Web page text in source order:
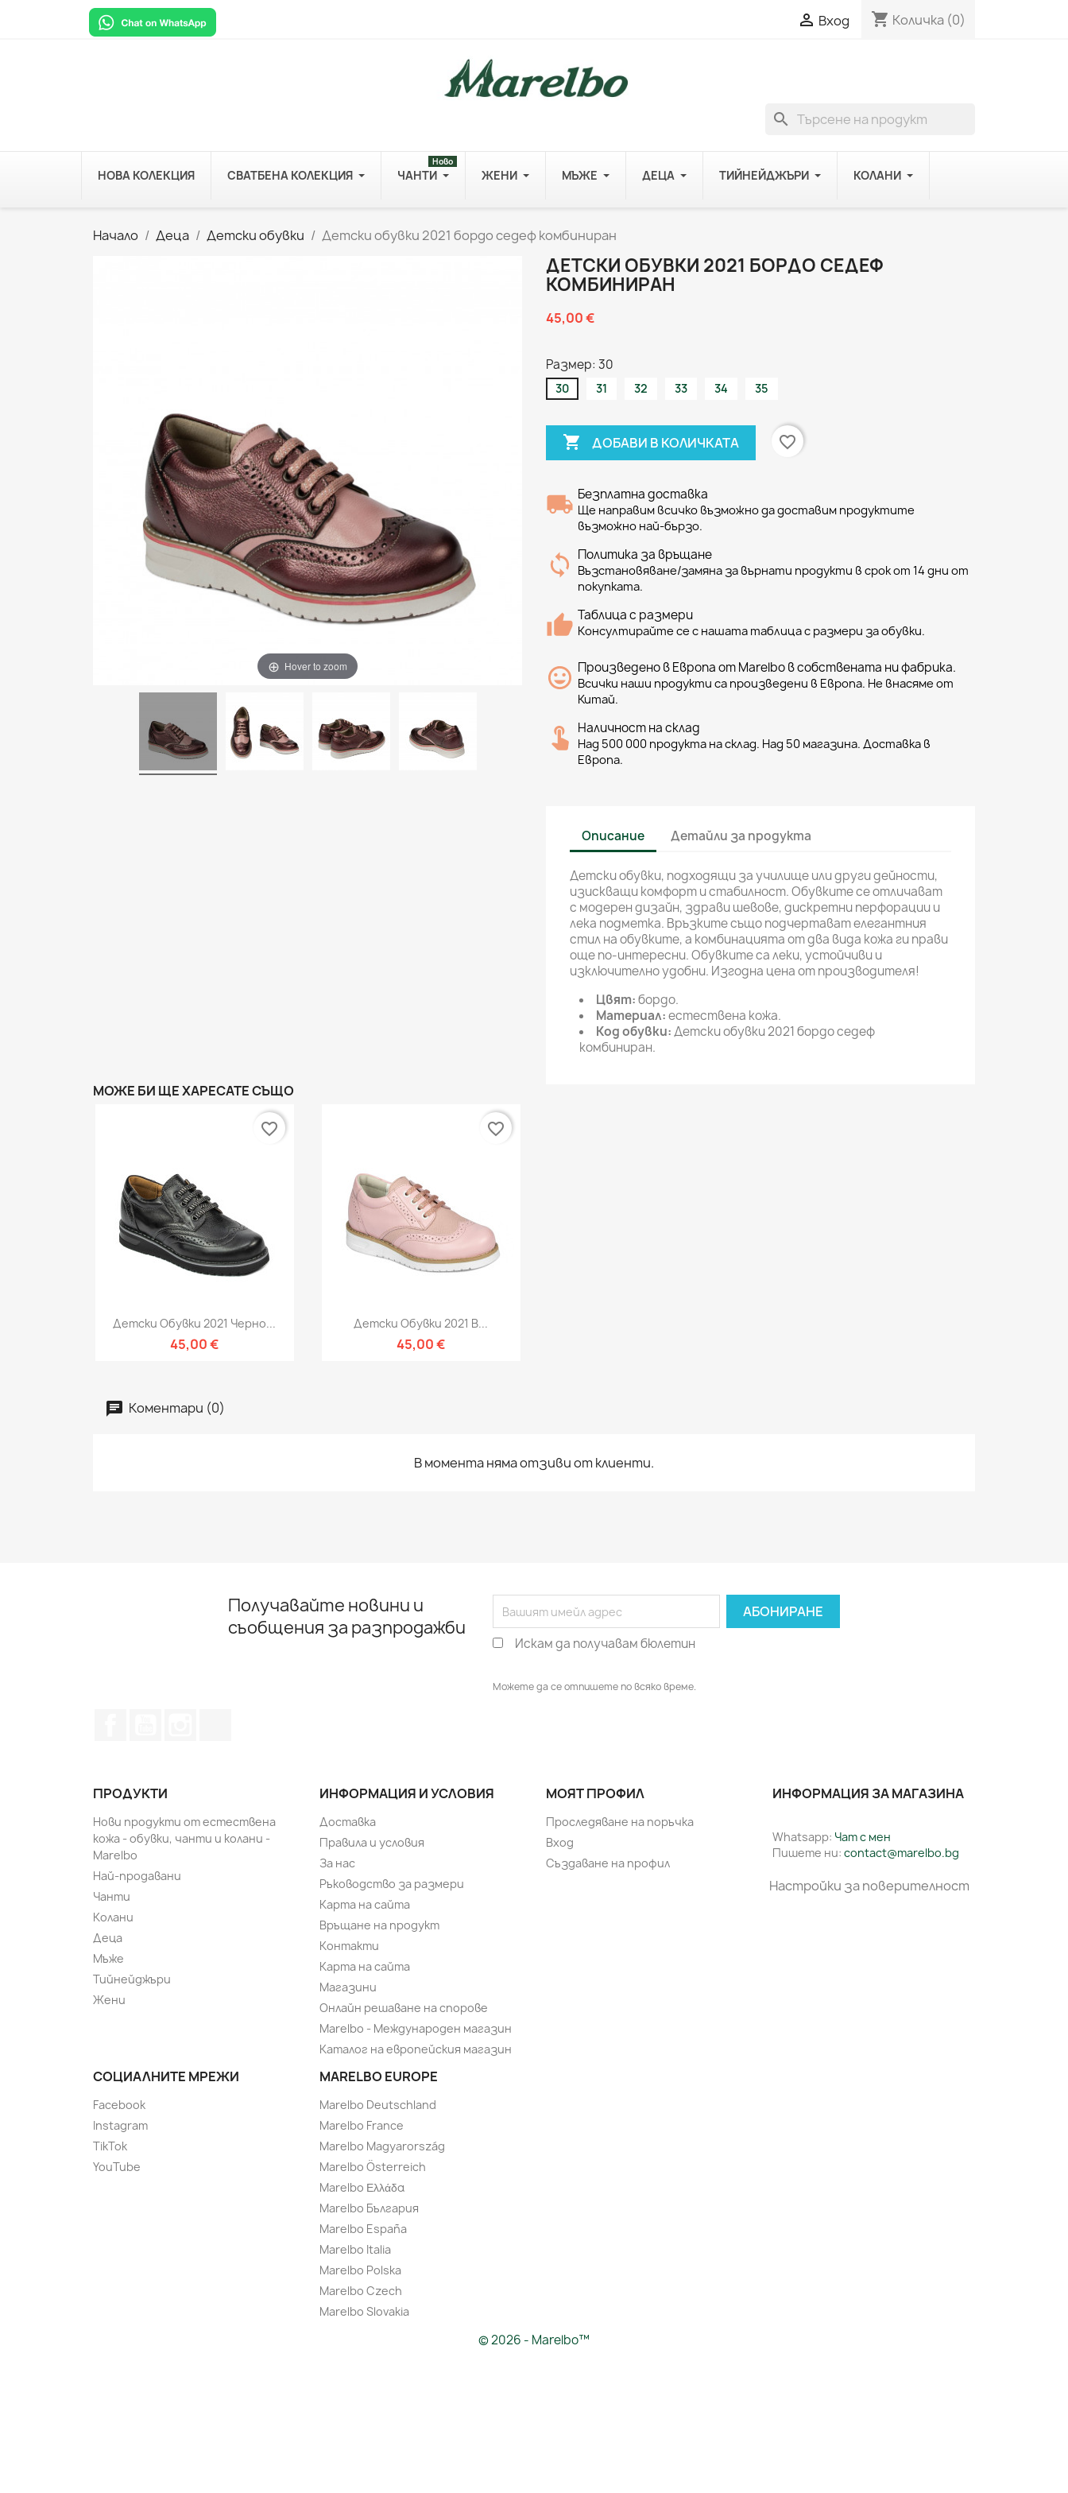
 Вход shopping_cart Количка (0)
search
НОВА КОЛЕКЦИЯ СВАТБЕНА КОЛЕКЦИЯ ЧАНТИ
Ново
ЖЕНИ МЪЖЕ ДЕЦА ТИЙНЕЙДЖЪРИ КОЛАНИ
Начало Деца Детски обувки Детски обувки 2021 бордо седеф комбиниран
Hover to zoom
ДЕТСКИ ОБУВКИ 2021 БОРДО СЕДЕФ
КОМБИНИРАН
45,00 €
Размер: 30
30 31 32 33 34 35
 ДОБАВИ В КОЛИЧКАТА favorite_border
Безплатна доставка
Ще направим всичко възможно да доставим продуктите
възможно най-бързо.
Политика за връщане
Възстановяване/замяна за върнати продукти в срок от 14 дни от
покупката.
Таблица с размери
Консултирайте се с нашата таблица с размери за обувки.
Произведено в Европа от Marelbo в собствената ни фабрика.
Всички наши продукти са произведени в Европа. Не внасяме от
Китай.
Наличност на склад
Над 500 000 продукта на склад. Над 50 магазина. Доставка в
Европа.
Описание Детайли за продукта
Детски обувки, подходящи за училище или други дейности,
изискващи комфорт и стабилност. Обувките се отличават
с модерен дизайн, здрави шевове, дискретни перфорации и
лека подметка. Връзките също подчертават елегантния
стил на обувките, а комбинацията от два вида кожа ги прави
още по-интересни. Обувките са леки, устойчиви и
изключително удобни. Изгодна цена от производителя!
Цвят:бордо.
Материал:естествена кожа.
Код обувки:Детски обувки 2021 бордо седеф
комбиниран.
МОЖЕ БИ ЩЕ ХАРЕСАТЕ СЪЩО
Бърз преглед
Детски Обувки 2021 Черно...
45,00 €
favorite_border
Бърз преглед
Детски Обувки 2021 В...
45,00 €
favorite_border
Коментари (0)
В момента няма отзиви от клиенти.
Получавайте новини и
съобщения за разпродажби
Искам да получавам бюлетин
Можете да се отпишете по всяко време.
ПРОДУКТИ
Нови продукти от естествена
кожа - обувки, чанти и колани -
Marelbo
Най-продавани
Чанти
Колани
Деца
Мъже
Тийнейджъри
Жени
ИНФОРМАЦИЯ И УСЛОВИЯ
Доставка
Правила и условия
За нас
Ръководство за размери
Карта на сайта
Връщане на продукт
Контакти
Карта на сайта
Магазини
Онлайн решаване на спорове
Marelbo - Международен магазин
Каталог на европейския магазин
СОЦИАЛНИТЕ МРЕЖИ
Facebook
Instagram
TikTok
YouTube
MARELBO EUROPE
Marelbo Deutschland
Marelbo France
Marelbo Magyarország
Marelbo Österreich
Marelbo Ελλάδα
Marelbo България
Marelbo España
Marelbo Italia
Marelbo Polska
Marelbo Czech
Marelbo Slovakia
МОЯТ ПРОФИЛ
Проследяване на поръчка
Вход
Създаване на профил
ИНФОРМАЦИЯ ЗА МАГАЗИНА
Whatsapp: Чат с мен
Пишете ни: contact@marelbo.bg
Настройки за поверителност
© 2026 - Marelbo™